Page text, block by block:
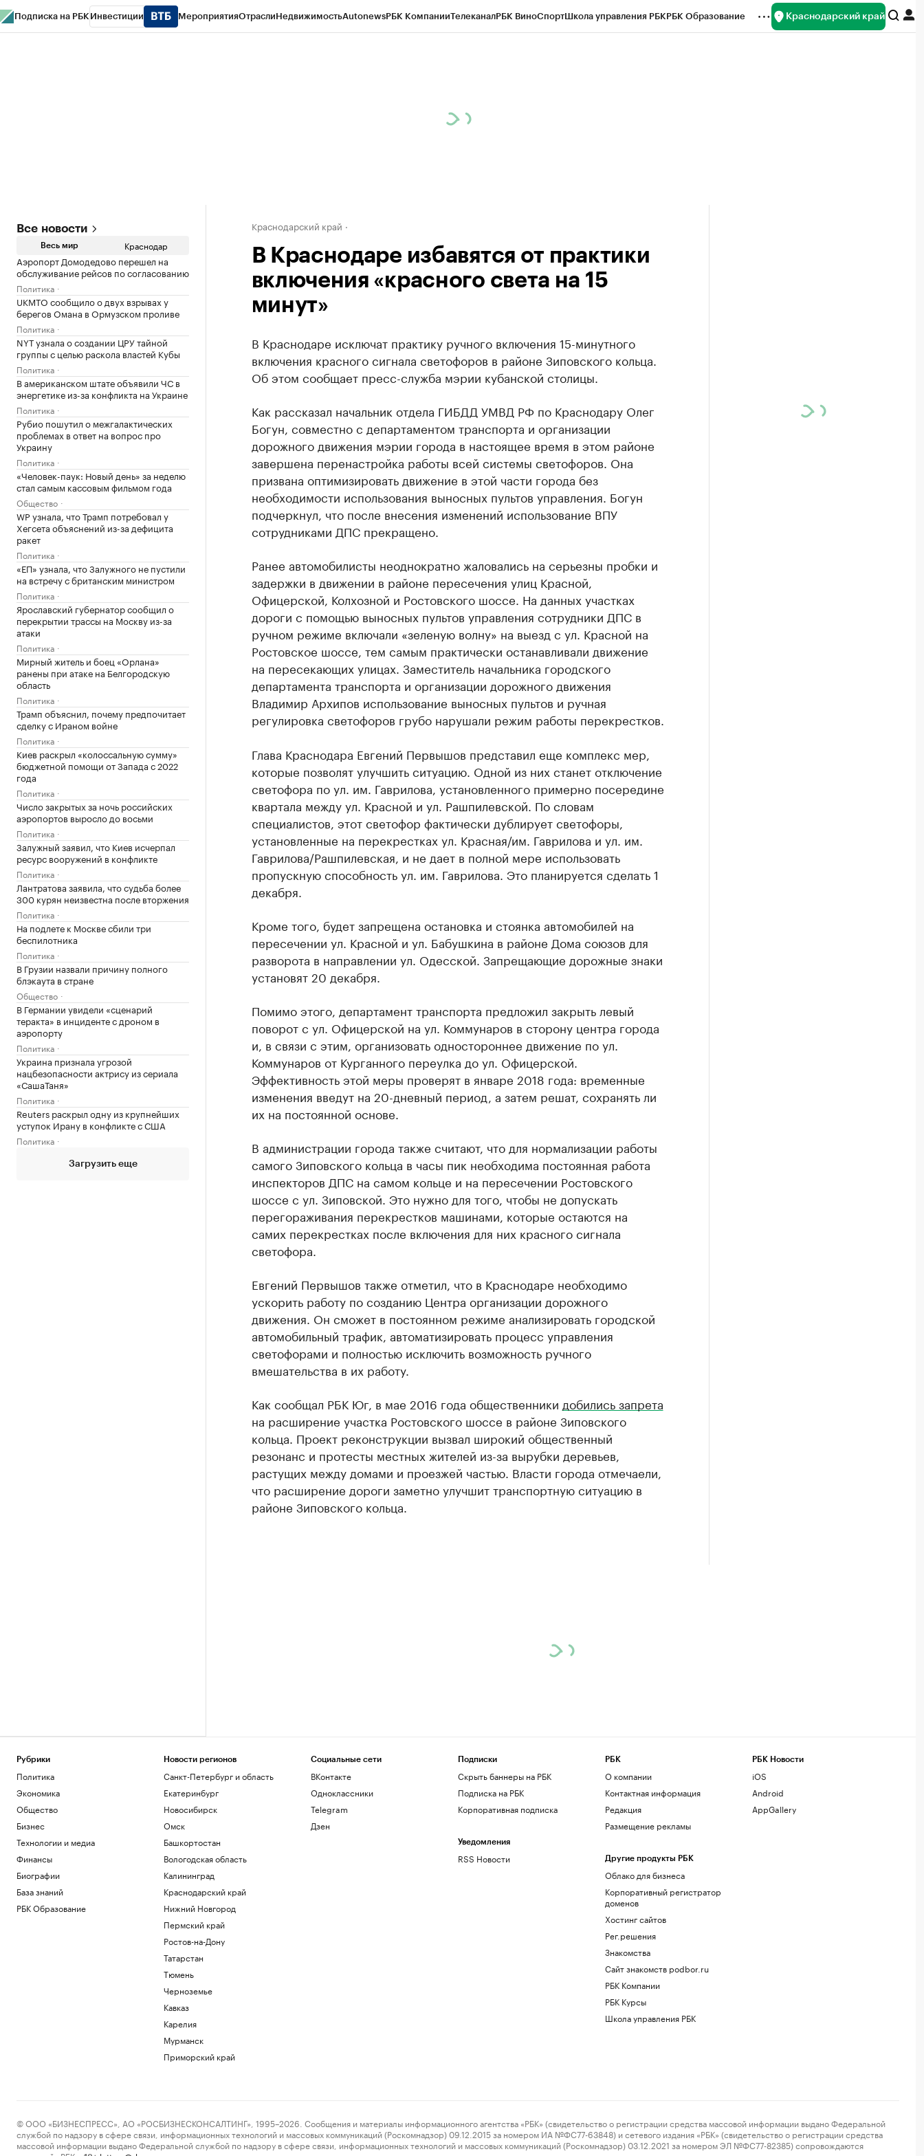
Подписка на РБК Инвестиции МероприятияОтраслиНедвижимостьAutonewsРБК КомпанииТелеканалРБК ВиноСпортШкола управления РБКРБК Образование Краснодарский край
Все новости
Весь мир Краснодар
Аэропорт Домодедово перешел на
обслуживание рейсов по согласованию
Политика
UKMTO сообщило о двух взрывах у
берегов Омана в Ормузском проливе
Политика
NYT узнала о создании ЦРУ тайной
группы с целью раскола властей Кубы
Политика
В американском штате объявили ЧС в
энергетике из-за конфликта на Украине
Политика
Рубио пошутил о межгалактических
проблемах в ответ на вопрос про
Украину
Политика
«Человек-паук: Новый день» за неделю
стал самым кассовым фильмом года
Общество
WP узнала, что Трамп потребовал у
Хегсета объяснений из-за дефицита
ракет
Политика
«ЕП» узнала, что Залужного не пустили
на встречу с британским министром
Политика
Ярославский губернатор сообщил о
перекрытии трассы на Москву из-за
атаки
Политика
Мирный житель и боец «Орлана»
ранены при атаке на Белгородскую
область
Политика
Трамп объяснил, почему предпочитает
сделку с Ираном войне
Политика
Киев раскрыл «колоссальную сумму»
бюджетной помощи от Запада с 2022
года
Политика
Число закрытых за ночь российских
аэропортов выросло до восьми
Политика
Залужный заявил, что Киев исчерпал
ресурс вооружений в конфликте
Политика
Лантратова заявила, что судьба более
300 курян неизвестна после вторжения
Политика
На подлете к Москве сбили три
беспилотника
Политика
В Грузии назвали причину полного
блэкаута в стране
Общество
В Германии увидели «сценарий
теракта» в инциденте с дроном в
аэропорту
Политика
Украина признала угрозой
нацбезопасности актрису из сериала
«СашаТаня»
Политика
Reuters раскрыл одну из крупнейших
уступок Ирану в конфликте с США
Политика
Загрузить еще
Краснодарский край
В Краснодаре избавятся от практики
включения «красного света на 15
минут»
В Краснодаре исключат практику ручного включения 15-минутного
включения красного сигнала светофоров в районе Зиповского кольца.
Об этом сообщает пресс-служба мэрии кубанской столицы.
Как рассказал начальник отдела ГИБДД УМВД РФ по Краснодару Олег
Богун, совместно с департаментом транспорта и организации
дорожного движения мэрии города в настоящее время в этом районе
завершена перенастройка работы всей системы светофоров. Она
призвана оптимизировать движение в этой части города без
необходимости использования выносных пультов управления. Богун
подчеркнул, что после внесения изменений использование ВПУ
сотрудниками ДПС прекращено.
Ранее автомобилисты неоднократно жаловались на серьезны пробки и
задержки в движении в районе пересечения улиц Красной,
Офицерской, Колхозной и Ростовского шоссе. На данных участках
дороги с помощью выносных пультов управления сотрудники ДПС в
ручном режиме включали «зеленую волну» на выезд с ул. Красной на
Ростовское шоссе, тем самым практически останавливали движение
на пересекающих улицах. Заместитель начальника городского
департамента транспорта и организации дорожного движения
Владимир Архипов использование выносных пультов и ручная
регулировка светофоров грубо нарушали режим работы перекрестков.
Глава Краснодара Евгений Первышов представил еще комплекс мер,
которые позволят улучшить ситуацию. Одной из них станет отключение
светофора по ул. им. Гаврилова, установленного примерно посередине
квартала между ул. Красной и ул. Рашпилевской. По словам
специалистов, этот светофор фактически дублирует светофоры,
установленные на перекрестках ул. Красная/им. Гаврилова и ул. им.
Гаврилова/Рашпилевская, и не дает в полной мере использовать
пропускную способность ул. им. Гаврилова. Это планируется сделать 1
декабря.
Кроме того, будет запрещена остановка и стоянка автомобилей на
пересечении ул. Красной и ул. Бабушкина в районе Дома союзов для
разворота в направлении ул. Одесской. Запрещающие дорожные знаки
установят 20 декабря.
Помимо этого, департамент транспорта предложил закрыть левый
поворот с ул. Офицерской на ул. Коммунаров в сторону центра города
и, в связи с этим, организовать одностороннее движение по ул.
Коммунаров от Курганного переулка до ул. Офицерской.
Эффективность этой меры проверят в январе 2018 года: временные
изменения введут на 20-дневный период, а затем решат, сохранять ли
их на постоянной основе.
В администрации города также считают, что для нормализации работы
самого Зиповского кольца в часы пик необходима постоянная работа
инспекторов ДПС на самом кольце и на пересечении Ростовского
шоссе с ул. Зиповской. Это нужно для того, чтобы не допускать
перегораживания перекрестков машинами, которые остаются на
самих перекрестках после включения для них красного сигнала
светофора.
Евгений Первышов также отметил, что в Краснодаре необходимо
ускорить работу по созданию Центра организации дорожного
движения. Он сможет в постоянном режиме анализировать городской
автомобильный трафик, автоматизировать процесс управления
светофорами и полностью исключить возможность ручного
вмешательства в их работу.
Как сообщал РБК Юг, в мае 2016 года общественники добились запрета
на расширение участка Ростовского шоссе в районе Зиповского
кольца. Проект реконструкции вызвал широкий общественный
резонанс и протесты местных жителей из-за вырубки деревьев,
растущих между домами и проезжей частью. Власти города отмечаели,
что расширение дороги заметно улучшит транспортную ситуацию в
районе Зиповского кольца.
Рубрики
Политика
Экономика
Общество
Бизнес
Технологии и медиа
Финансы
Биографии
База знаний
РБК Образование
Новости регионов
Санкт-Петербург и область
Екатеринбург
Новосибирск
Омск
Башкортостан
Вологодская область
Калининград
Краснодарский край
Нижний Новгород
Пермский край
Ростов-на-Дону
Татарстан
Тюмень
Черноземье
Кавказ
Карелия
Мурманск
Приморский край
Социальные сети
ВКонтакте
Одноклассники
Telegram
Дзен
Подписки
Скрыть баннеры на РБК
Подписка на РБК
Корпоративная подписка
Уведомления
RSS Новости
РБК
О компании
Контактная информация
Редакция
Размещение рекламы
Другие продукты РБК
Облако для бизнеса
Корпоративный регистратор
доменов
Хостинг сайтов
Рег.решения
Знакомства
Сайт знакомств podbor.ru
РБК Компании
РБК Курсы
Школа управления РБК
РБК Новости
iOS
Android
AppGallery
© ООО «БИЗНЕСПРЕСС», АО «РОСБИЗНЕСКОНСАЛТИНГ», 1995–2026. Сообщения и материалы информационного агентства «РБК» (свидетельство о регистрации средства массовой информации выдано Федеральной
службой по надзору в сфере связи, информационных технологий и массовых коммуникаций (Роскомнадзор) 09.12.2015 за номером ИА №ФС77-63848) и сетевого издания «РБК» (свидетельство о регистрации средства
массовой информации выдано Федеральной службой по надзору в сфере связи, информационных технологий и массовых коммуникаций (Роскомнадзор) 03.12.2021 за номером ЭЛ №ФС77-82385) сопровождаются